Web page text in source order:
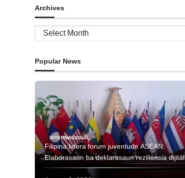
Archives
Archives
Popular News
INTERNASIONÁL
Filipina lidera forum juventude ASEAN:
Elaborasaun ba deklarasaun reziliénsia dijitál